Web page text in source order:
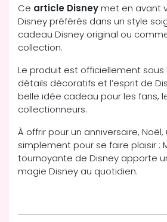
Ce article Disneymet en avant
Disney préférés dans un style
cadeau Disney original ou
collection.
Le produit est officiellement sous
détails décoratifs et l’esprit de
belle idée cadeau pour les fans,
collectionneurs.
À offrir pour un anniversaire,
simplement pour se faire plaisir :
tournoyante de Disney apporte
magie Disney au quotidien.